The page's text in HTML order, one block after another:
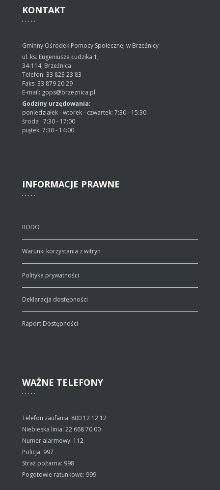
KONTAKT
Gminny Ośrodek Pomocy Społecznej w Brzeźnicy
ul. ks. Eugeniusza Łudzika 1,
34-114, Brzeźnica
Telefon: 33 823 23 83
Faks: 33 879 20 29
E-mail: gops@brzeznica.pl
Godziny urzędowania:
poniedziałek - wtorek - czwartek: 7:30 - 15:30
środa : 7:30 - 17:00
piątek: 7:30 - 14:00
INFORMACJE PRAWNE
RODO
Warunki korzystania z witryn
Polityka prywatności
Deklaracja dostępności
Raport Dostępności
WAŻNE TELEFONY
Telefon zaufania: 800 12 12 12
Niebieska linia: 22 668 70 00
Numer alarmowy: 112
Policja: 997
Straż pożarna: 998
Pogotowie ratunkowe: 999